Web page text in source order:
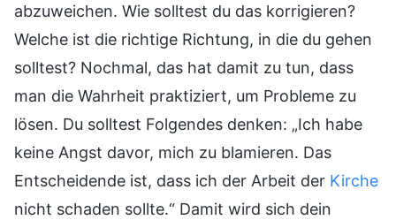
abzuweichen. Wie solltest du das korrigieren?
Welche ist die richtige Richtung, in die du gehen
solltest? Nochmal, das hat damit zu tun, dass
man die Wahrheit praktiziert, um Probleme zu
lösen. Du solltest Folgendes denken: „Ich habe
keine Angst davor, mich zu blamieren. Das
Entscheidende ist, dass ich der Arbeit der Kirche
nicht schaden sollte.“ Damit wird sich dein